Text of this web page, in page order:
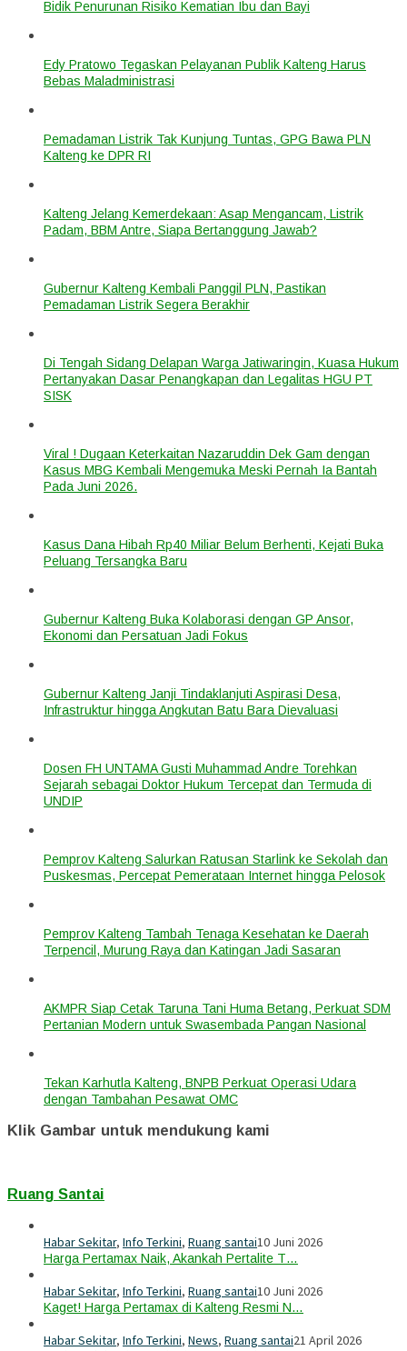
Bidik Penurunan Risiko Kematian Ibu dan Bayi
Edy Pratowo Tegaskan Pelayanan Publik Kalteng Harus
Bebas Maladministrasi
Pemadaman Listrik Tak Kunjung Tuntas, GPG Bawa PLN
Kalteng ke DPR RI
Kalteng Jelang Kemerdekaan: Asap Mengancam, Listrik
Padam, BBM Antre, Siapa Bertanggung Jawab?
Gubernur Kalteng Kembali Panggil PLN, Pastikan
Pemadaman Listrik Segera Berakhir
Di Tengah Sidang Delapan Warga Jatiwaringin, Kuasa Hukum
Pertanyakan Dasar Penangkapan dan Legalitas HGU PT
SISK
Viral ! Dugaan Keterkaitan Nazaruddin Dek Gam dengan
Kasus MBG Kembali Mengemuka Meski Pernah Ia Bantah
Pada Juni 2026.
Kasus Dana Hibah Rp40 Miliar Belum Berhenti, Kejati Buka
Peluang Tersangka Baru
Gubernur Kalteng Buka Kolaborasi dengan GP Ansor,
Ekonomi dan Persatuan Jadi Fokus
Gubernur Kalteng Janji Tindaklanjuti Aspirasi Desa,
Infrastruktur hingga Angkutan Batu Bara Dievaluasi
Dosen FH UNTAMA Gusti Muhammad Andre Torehkan
Sejarah sebagai Doktor Hukum Tercepat dan Termuda di
UNDIP
Pemprov Kalteng Salurkan Ratusan Starlink ke Sekolah dan
Puskesmas, Percepat Pemerataan Internet hingga Pelosok
Pemprov Kalteng Tambah Tenaga Kesehatan ke Daerah
Terpencil, Murung Raya dan Katingan Jadi Sasaran
AKMPR Siap Cetak Taruna Tani Huma Betang, Perkuat SDM
Pertanian Modern untuk Swasembada Pangan Nasional
Tekan Karhutla Kalteng, BNPB Perkuat Operasi Udara
dengan Tambahan Pesawat OMC
Klik Gambar untuk mendukung kami
Ruang Santai
Habar Sekitar, Info Terkini, Ruang santai10 Juni 2026
Harga Pertamax Naik, Akankah Pertalite T…
Habar Sekitar, Info Terkini, Ruang santai10 Juni 2026
Kaget! Harga Pertamax di Kalteng Resmi N…
Habar Sekitar, Info Terkini, News, Ruang santai21 April 2026